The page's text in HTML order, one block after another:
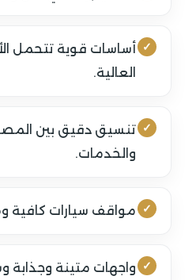
أساسات قوية تتحمل
العالية.
تنسيق دقيق بين
والخدمات.
مواقف سيارات كافية
واجهات متينة وجذابة